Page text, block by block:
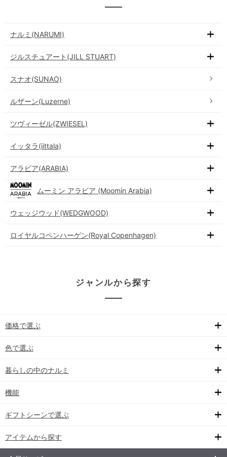
ナルミ(NARUMI)
ジルスチュアート(JILL STUART)
スナオ(SUNAO)
ルザーン(Luzerne)
ツヴィーゼル(ZWIESEL)
イッタラ(iittala)
アラビア(ARABIA)
ムーミン アラビア (Moomin Arabia)
ウェッジウッド(WEDGWOOD)
ロイヤルコペンハーゲン(Royal Copenhagen)
ジャンルから探す
価格で選ぶ
色で選ぶ
暮らしの中のナルミ
機能
ギフトシーンで選ぶ
アイテムから探す